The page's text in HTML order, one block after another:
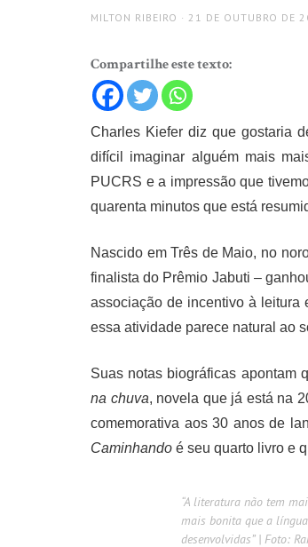
AUTHOR
MILTON RIBEIRO
POSTED
21 DE OUTUBRO DE
Compartilhe este texto:
Charles Kiefer diz que gostaria
difícil imaginar alguém mais
PUCRS e a impressão que
quarenta minutos que está
Nascido em Três de Maio, no
finalista do Prêmio Jabuti –
associação de incentivo à leitura
essa atividade parece natural ao
Suas notas biográficas apontam
na chuva, novela que já está na
comemorativa aos 30 anos de
Caminhando é seu quarto livro e
“A literatura não tem
mais bonita que a
desenvolvidas” | Foto: